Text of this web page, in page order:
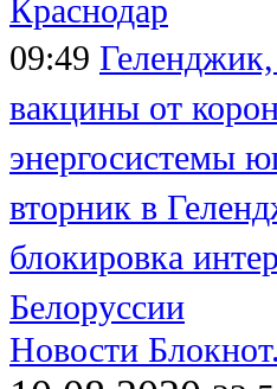
Краснодар
09:49
вакцины от
энергосистемы
вторник в
блокировка
Белоруссии
Новости